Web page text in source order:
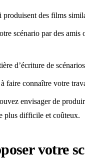
des films
scénario par des
d’écriture de
connaître votre
envisager de
plus difficile et coûteux.
votre